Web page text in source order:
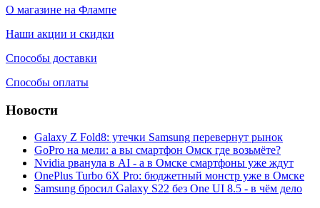
О магазине на Флампе
Наши акции и скидки
Способы доставки
Способы оплаты
Новости
Galaxy Z Fold8: утечки Samsung перевернут рынок
GoPro на мели: а вы смартфон Омск где возьмёте?
Nvidia рванула в AI - а в Омске смартфоны уже ждут
OnePlus Turbo 6X Pro: бюджетный монстр уже в Омске
Samsung бросил Galaxy S22 без One UI 8.5 - в чём дело